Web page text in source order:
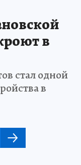
в
стал одной
в